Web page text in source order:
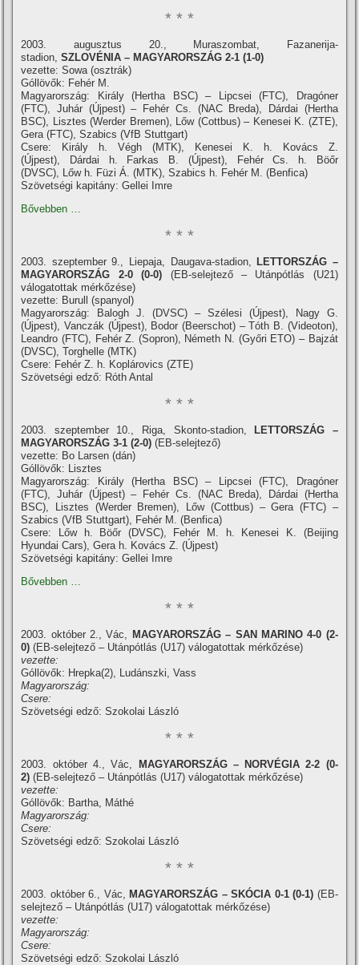
* * *
2003. augusztus 20., Muraszombat, Fazanerija-
stadion,SZLOVÉNIA – MAGYARORSZÁG 2-1 (1-0)
vezette: Sowa (osztrák)
Góllövők: Fehér M.
Magyarország: Király (Hertha BSC) – Lipcsei (FTC), Dragóner
(FTC), Juhár (Újpest) – Fehér Cs. (NAC Breda), Dárdai (Hertha
BSC), Lisztes (Werder Bremen), Lőw (Cottbus) – Kenesei K. (ZTE),
Gera (FTC), Szabics (VfB Stuttgart)
Csere: Király h. Végh (MTK), Kenesei K. h. Kovács Z.
(Újpest), Dárdai h. Farkas B. (Újpest), Fehér Cs. h. Böőr
(DVSC), Lőw h. Füzi Á. (MTK), Szabics h. Fehér M. (Benfica)
Szövetségi kapitány: Gellei Imre
Bővebben …
* * *
2003. szeptember 9., Liepaja, Daugava-stadion, LETTORSZÁG –
MAGYARORSZÁG 2-0 (0-0) (EB-selejtező – Utánpótlás (U21)
válogatottak mérkőzése)
vezette: Burull (spanyol)
Magyarország: Balogh J. (DVSC) – Szélesi (Újpest), Nagy G.
(Újpest), Vanczák (Újpest), Bodor (Beerschot) – Tóth B. (Videoton),
Leandro (FTC), Fehér Z. (Sopron), Németh N. (Győri ETO) – Bajzát
(DVSC), Torghelle (MTK)
Csere: Fehér Z. h. Koplárovics (ZTE)
Szövetségi edző: Róth Antal
* * *
2003. szeptember 10., Riga, Skonto-stadion,
LETTORSZÁG –
MAGYARORSZÁG 3-1 (2-0) (EB-selejtező)
vezette: Bo Larsen (dán)
Góllövők: Lisztes
Magyarország: Király (Hertha BSC) – Lipcsei (FTC), Dragóner
(FTC), Juhár (Újpest) – Fehér Cs. (NAC Breda), Dárdai (Hertha
BSC), Lisztes (Werder Bremen), Lőw (Cottbus) – Gera (FTC) –
Szabics (VfB Stuttgart), Fehér M. (Benfica)
Csere: Lőw h. Böőr (DVSC), Fehér M. h. Kenesei K. (Beijing
Hyundai Cars), Gera h. Kovács Z. (Újpest)
Szövetségi kapitány: Gellei Imre
Bővebben …
* * *
2003. október 2., Vác, MAGYARORSZÁG – SAN MARINO 4-0 (2-
0) (EB-selejtező – Utánpótlás (U17) válogatottak mérkőzése)
vezette:
Góllövők: Hrepka(2), Ludánszki, Vass
Magyarország:
Csere:
Szövetségi edző: Szokolai László
* * *
2003. október 4., Vác,
MAGYARORSZÁG – NORVÉGIA 2-2 (0-
2) (EB-selejtező – Utánpótlás (U17) válogatottak mérkőzése)
vezette:
Góllövők: Bartha, Máthé
Magyarország:
Csere:
Szövetségi edző: Szokolai László
* * *
2003. október 6., Vác, MAGYARORSZÁG – SKÓCIA 0-1 (0-1) (EB-
selejtező – Utánpótlás (U17) válogatottak mérkőzése)
vezette:
Magyarország:
Csere:
Szövetségi edző: Szokolai László